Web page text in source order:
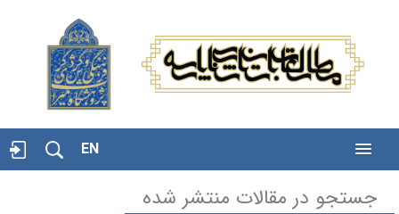
EN
جستجو در مقالات منتشر شده